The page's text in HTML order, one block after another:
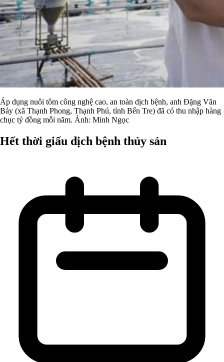
Áp dụng nuôi tôm công nghệ cao, an toàn dịch bệnh, anh Đặng Văn
Bảy (xã Thạnh Phong, Thạnh Phú, tỉnh Bến Tre) đã có thu nhập hàng
chục tỷ đồng mỗi năm. Ảnh: Minh Ngọc
Hết thời giấu dịch bệnh thủy sản